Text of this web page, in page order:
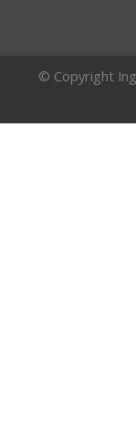
© Copyright